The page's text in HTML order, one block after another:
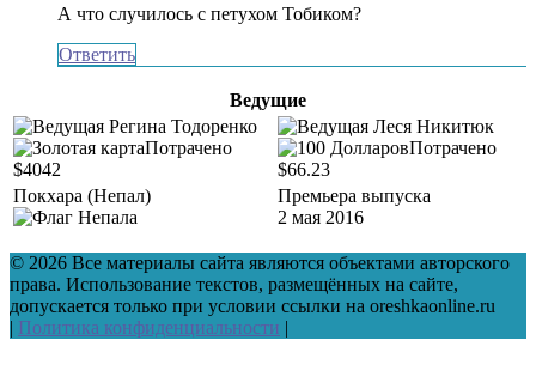
А что случилось с петухом Тобиком?
Ответить
Ведущие
Потрачено
$4042
Потрачено
$66.23
Покхара (Непал)
Премьера выпуска
2 мая 2016
© 2026 Все материалы сайта являются объектами авторского
права. Использование текстов, размещённых на сайте,
допускается только при условии ссылки на oreshkaonline.ru
| Политика конфиденциальности |